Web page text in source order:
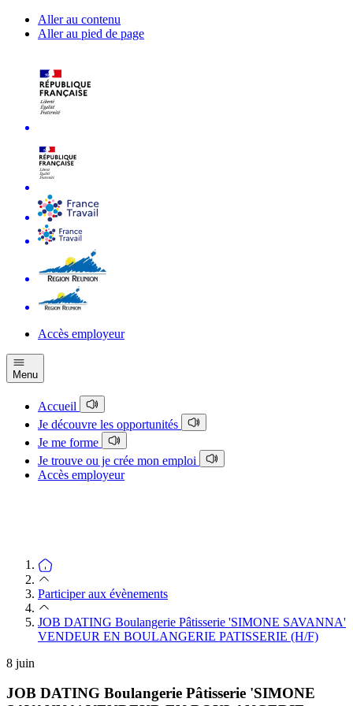
Aller au contenu
Aller au pied de page
Accès employeur
Menu
Accueil
Je découvre les opportunités
Je me forme
Je trouve ou je crée mon emploi
Accès employeur
Participer aux évènements
JOB DATING Boulangerie Pâtisserie 'SIMONE SAVANNA'
VENDEUR EN BOULANGERIE PATISSERIE (H/F)
8 juin
JOB DATING Boulangerie Pâtisserie 'SIMONE